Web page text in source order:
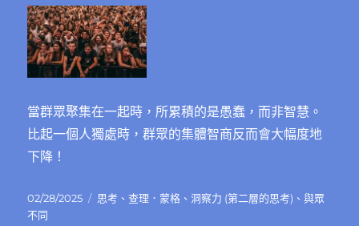
當群眾聚集在一起時，所累積的是愚蠢，而非智慧。
比起一個人獨處時，群眾的集體智商反而會大幅度地
下降！
發
佈
02/28/2025
分
思考 、查理．蒙格 、洞察力 (第二層的思考) 、與眾
不同